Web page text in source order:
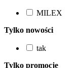
MILEX
Tylko nowości
tak
Tylko promocje